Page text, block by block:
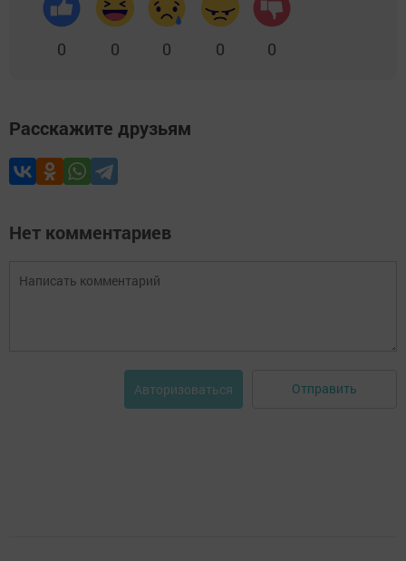
0 0 0 0 0
Расскажите друзьям
Нет комментариев
Авторизоваться Отправить